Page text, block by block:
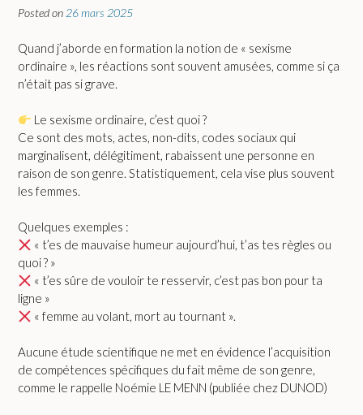
Posted on 26 mars 2025
Quand j’aborde en formation la notion de « sexisme
ordinaire », les réactions sont souvent amusées, comme si ça
n’était pas si grave.
Le sexisme ordinaire, c’est quoi ?
Ce sont des mots, actes, non-dits, codes sociaux qui
marginalisent, délégitiment, rabaissent une personne en
raison de son genre. Statistiquement, cela vise plus souvent
les femmes.
Quelques exemples :
« t’es de mauvaise humeur aujourd’hui, t’as tes règles ou
quoi ? »
« t’es sûre de vouloir te resservir, c’est pas bon pour ta
ligne »
« femme au volant, mort au tournant ».
Aucune étude scientifique ne met en évidence l’acquisition
de compétences spécifiques du fait même de son genre,
comme le rappelle Noémie LE MENN (publiée chez DUNOD)